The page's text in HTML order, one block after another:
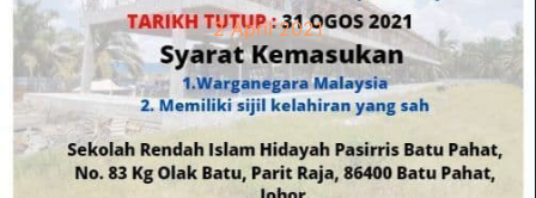
2 April 2021